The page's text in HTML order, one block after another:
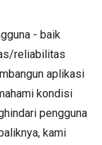
- baik
reliabilitas
aplikasi
kondisi
pengguna
kami